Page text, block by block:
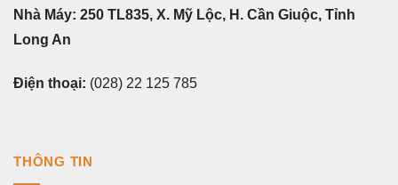
Nhà Máy: 250 TL835, X. Mỹ Lộc, H. Cần Giuộc, Tỉnh
Long An
Điện thoại: (028) 22 125 785
THÔNG TIN